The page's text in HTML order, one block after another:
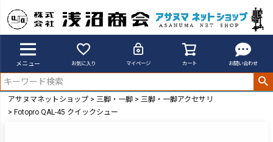
メニュー お気に入り マイページ カート お問い合わせ
アサヌマネットショップ 三脚・一脚
三脚・一脚アクセサリ
Fotopro QAL-45 クイックシュー